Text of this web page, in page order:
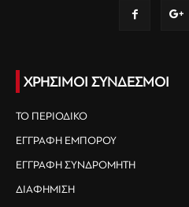
ΧΡΗΣΙΜΟΙ ΣΥΝΔΕΣΜΟΙ
ΤΟ ΠΕΡΙΟΔΙΚΟ
ΕΓΓΡΑΦΗ ΕΜΠΟΡΟΥ
ΕΓΓΡΑΦΗ ΣΥΝΔΡΟΜΗΤΗ
ΔΙΑΦΗΜΙΣΗ